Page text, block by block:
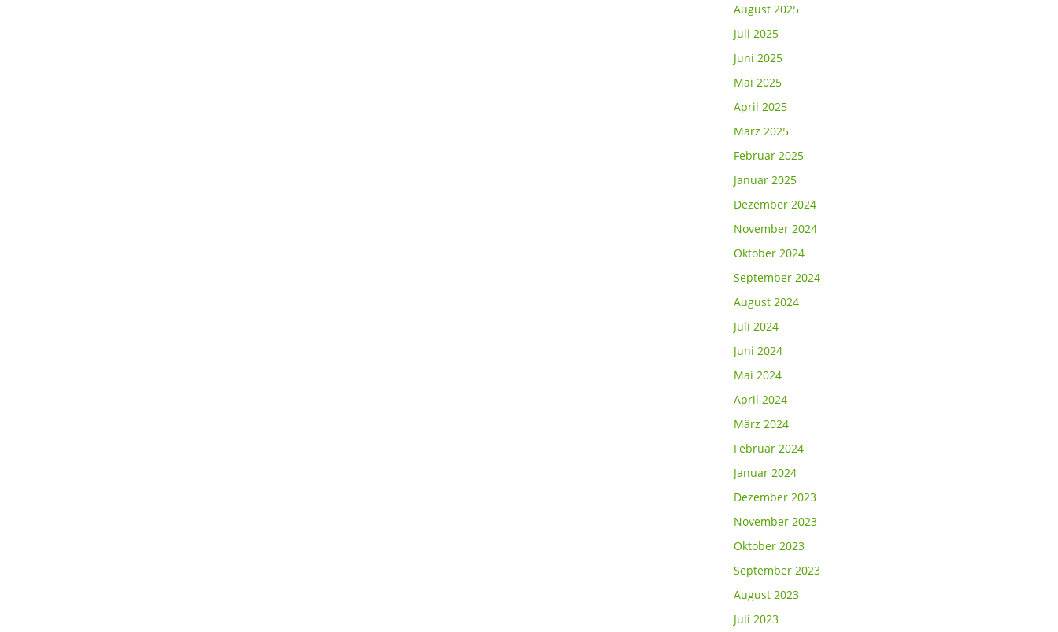
August 2025
Juli 2025
Juni 2025
Mai 2025
April 2025
März 2025
Februar 2025
Januar 2025
Dezember 2024
November 2024
Oktober 2024
September 2024
August 2024
Juli 2024
Juni 2024
Mai 2024
April 2024
März 2024
Februar 2024
Januar 2024
Dezember 2023
November 2023
Oktober 2023
September 2023
August 2023
Juli 2023